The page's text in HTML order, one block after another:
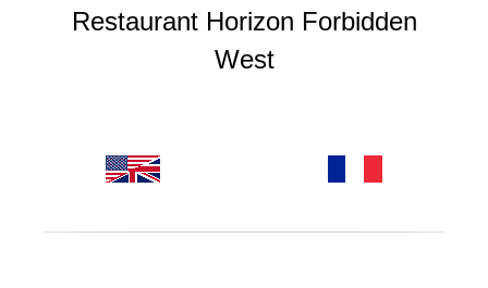
Restaurant Horizon Forbidden
West